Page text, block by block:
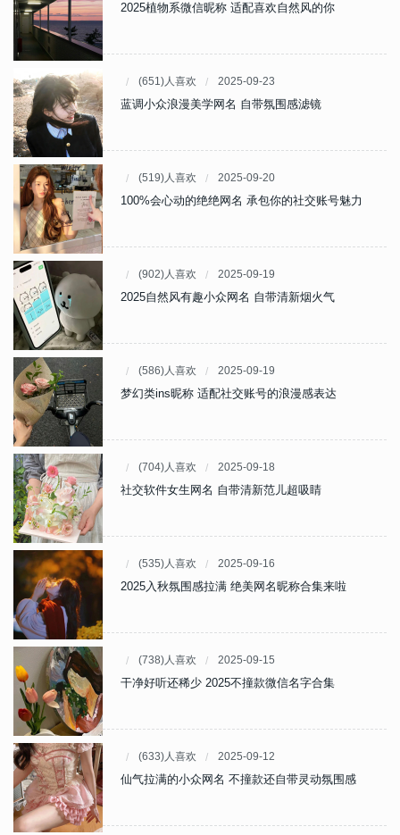
2025植物系微信昵称 适配喜欢自然风的你
(651)人喜欢 2025-09-23
蓝调小众浪漫美学网名 自带氛围感滤镜
(519)人喜欢 2025-09-20
100%会心动的绝绝网名 承包你的社交账号魅力
(902)人喜欢 2025-09-19
2025自然风有趣小众网名 自带清新烟火气
(586)人喜欢 2025-09-19
梦幻类ins昵称 适配社交账号的浪漫感表达
(704)人喜欢 2025-09-18
社交软件女生网名 自带清新范儿超吸睛
(535)人喜欢 2025-09-16
2025入秋氛围感拉满 绝美网名昵称合集来啦
(738)人喜欢 2025-09-15
干净好听还稀少 2025不撞款微信名字合集
(633)人喜欢 2025-09-12
仙气拉满的小众网名 不撞款还自带灵动氛围感